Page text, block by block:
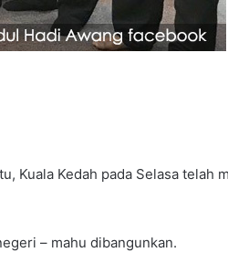
Kuala Kedah pada Selasa telah
– mahu dibangunkan.